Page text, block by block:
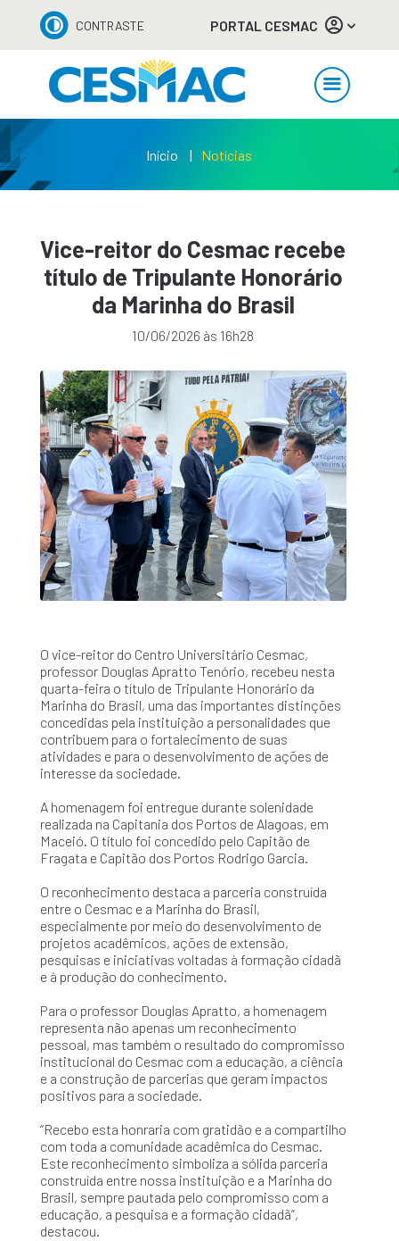
CONTRASTE PORTAL CESMAC
Início Notícias
Vice-reitor do Cesmac recebe
título de Tripulante Honorário
da Marinha do Brasil
10/06/2026 às 16h28
O vice-reitor do Centro Universitário Cesmac,
professor Douglas Apratto Tenório, recebeu nesta
quarta-feira o título de Tripulante Honorário da
Marinha do Brasil, uma das importantes distinções
concedidas pela instituição a personalidades que
contribuem para o fortalecimento de suas
atividades e para o desenvolvimento de ações de
interesse da sociedade.
A homenagem foi entregue durante solenidade
realizada na Capitania dos Portos de Alagoas, em
Maceió. O título foi concedido pelo Capitão de
Fragata e Capitão dos Portos Rodrigo Garcia.
O reconhecimento destaca a parceria construída
entre o Cesmac e a Marinha do Brasil,
especialmente por meio do desenvolvimento de
projetos acadêmicos, ações de extensão,
pesquisas e iniciativas voltadas à formação cidadã
e à produção do conhecimento.
Para o professor Douglas Apratto, a homenagem
representa não apenas um reconhecimento
pessoal, mas também o resultado do compromisso
institucional do Cesmac com a educação, a ciência
e a construção de parcerias que geram impactos
positivos para a sociedade.
“Recebo esta honraria com gratidão e a compartilho
com toda a comunidade acadêmica do Cesmac.
Este reconhecimento simboliza a sólida parceria
construída entre nossa instituição e a Marinha do
Brasil, sempre pautada pelo compromisso com a
educação, a pesquisa e a formação cidadã”,
destacou.